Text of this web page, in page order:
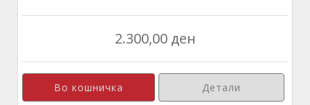
2.300,00 ден
Детали